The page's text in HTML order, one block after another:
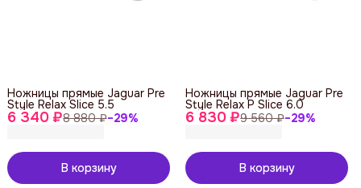
6 340 ₽8 880 ₽−29%
Ножницы прямые Jaguar Pre
Style Relax Slice 5.5
В корзину
6 830 ₽9 560 ₽−29%
Ножницы прямые Jaguar Pre
Style Relax P Slice 6.0
В корзину